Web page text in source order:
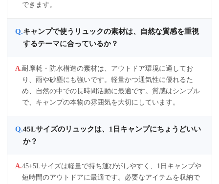
できます。
キャンプで使うリュックの素材は、自然な質感を重視
するテーマに合っているか？
耐摩耗・防水構造の素材は、アウトドア環境に適してお
り、雨や砂塵にも強いです。軽量かつ通気性に優れるた
め、自然の中での長時間活動に最適です。質感はシンプル
で、キャンプの本物の雰囲気を大切にしています。
45Lサイズのリュックは、1日キャンプにちょうどいい
か？
45+5Lサイズは軽量で持ち運びがしやすく、1日キャンプや
短時間のアウトドアに最適です。必要なアイテムを収納で